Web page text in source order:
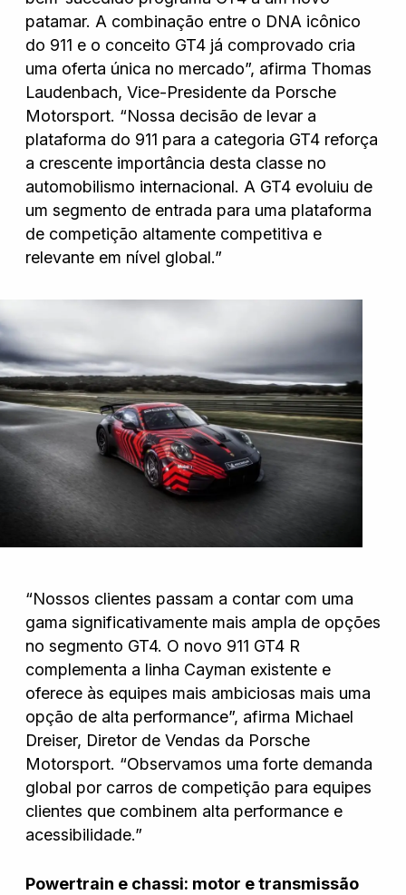
Toyota
Troller
Volkswagen
Wanshida
patamar. A combinação entre o DNA icônico
do 911 e o conceito GT4 já comprovado cria
uma oferta única no mercado”, afirma Thomas
Laudenbach, Vice-Presidente da Porsche
Motorsport. “Nossa decisão de levar a
plataforma do 911 para a categoria GT4 reforça
a crescente importância desta classe no
automobilismo internacional. A GT4 evoluiu de
um segmento de entrada para uma plataforma
de competição altamente competitiva e
relevante em nível global.”
“Nossos clientes passam a contar com uma
gama significativamente mais ampla de opções
no segmento GT4. O novo 911 GT4 R
complementa a linha Cayman existente e
oferece às equipes mais ambiciosas mais uma
opção de alta performance”, afirma Michael
Dreiser, Diretor de Vendas da Porsche
Motorsport. “Observamos uma forte demanda
global por carros de competição para equipes
clientes que combinem alta performance e
acessibilidade.”
Powertrain e chassi: motor e transmissão